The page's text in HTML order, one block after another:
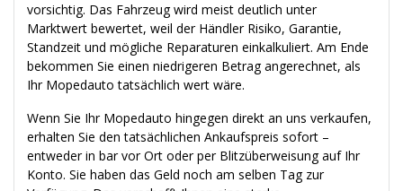
vorsichtig. Das Fahrzeug wird meist deutlich unter
Marktwert bewertet, weil der Händler Risiko, Garantie,
Standzeit und mögliche Reparaturen einkalkuliert. Am Ende
bekommen Sie einen niedrigeren Betrag angerechnet, als
Ihr Mopedauto tatsächlich wert wäre.
Wenn Sie Ihr Mopedauto hingegen direkt an uns verkaufen,
erhalten Sie den tatsächlichen Ankaufspreis sofort –
entweder in bar vor Ort oder per Blitzüberweisung auf Ihr
Konto. Sie haben das Geld noch am selben Tag zur